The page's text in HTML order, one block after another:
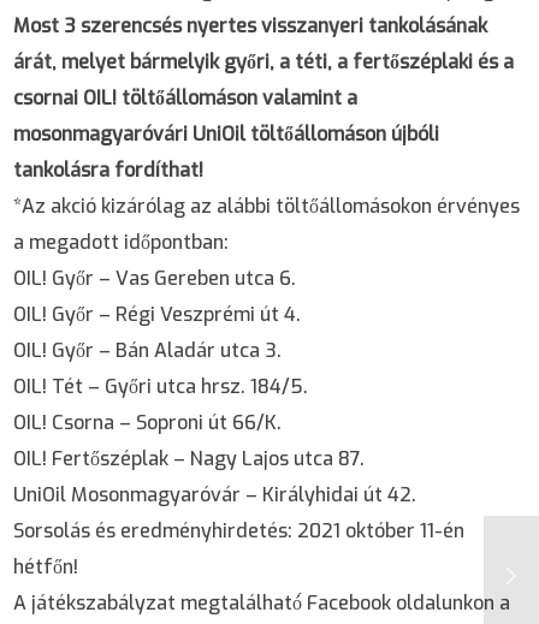
Most 3 szerencsés nyertes visszanyeri tankolásának
árát, melyet bármelyik győri, a téti, a fertőszéplaki és a
csornai OIL! töltőállomáson valamint a
mosonmagyaróvári UniOil töltőállomáson újbóli
tankolásra fordíthat!
*Az akció kizárólag az alábbi töltőállomásokon érvényes
a megadott időpontban:
OIL! Győr – Vas Gereben utca 6.
OIL! Győr – Régi Veszprémi út 4.
OIL! Győr – Bán Aladár utca 3.
OIL! Tét – Győri utca hrsz. 184/5.
OIL! Csorna – Soproni út 66/K.
OIL! Fertőszéplak – Nagy Lajos utca 87.
UniOil Mosonmagyaróvár – Királyhidai út 42.
Sorsolás és eredményhirdetés: 2021 október 11-én
hétfőn!
A játékszabályzat megtalálható́ Facebook oldalunkon a